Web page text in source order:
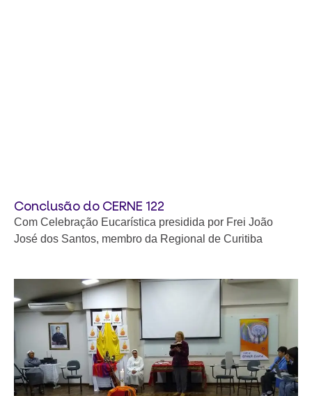
Conclusão do CERNE 122
Com Celebração Eucarística presidida por Frei João
José dos Santos, membro da Regional de Curitiba